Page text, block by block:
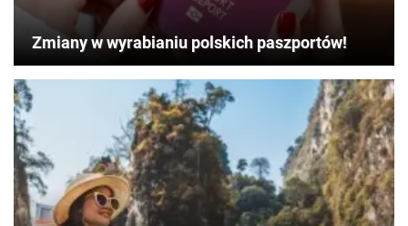
Zmiany w wyrabianiu polskich paszportów!